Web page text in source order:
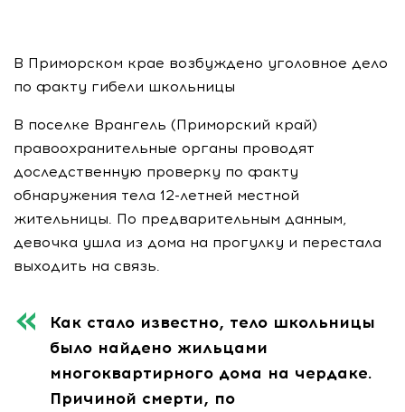
В Приморском крае возбуждено уголовное дело
по факту гибели школьницы
В поселке Врангель (Приморский край)
правоохранительные органы проводят
доследственную проверку по факту
обнаружения тела 12-летней местной
жительницы. По предварительным данным,
девочка ушла из дома на прогулку и перестала
выходить на связь.
Как стало известно, тело школьницы
было найдено жильцами
многоквартирного дома на чердаке.
Причиной смерти, по